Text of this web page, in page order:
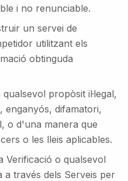
i no renunciable.
un servei de
utilitzant els
obtinguda
propòsit il·legal,
enganyós, difamatori,
o d'una manera que
o les lleis aplicables.
Verificació o qualsevol
a través dels Serveis per